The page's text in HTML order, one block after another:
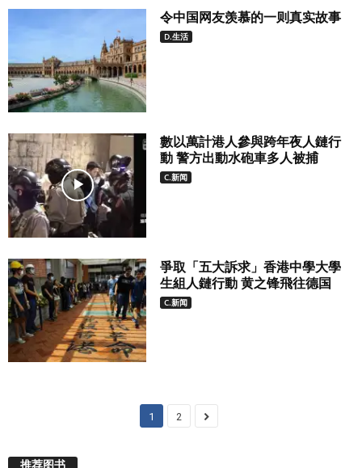
令中国网友羡慕的一则真实故事
D.生活
數以萬計港人參與跨年夜人鏈行
動 警方出動水砲車多人被捕
C.新闻
爭取「五大訴求」香港中學大學
生組人鏈行動 黄之锋飛往德国
C.新闻
1 2
推荐图书